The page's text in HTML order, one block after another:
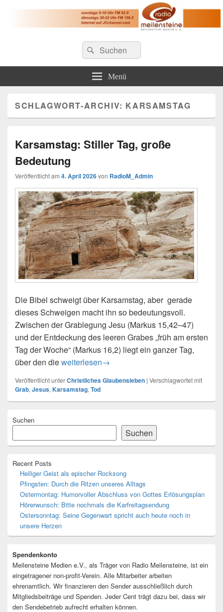
Radio Meilensteine
Christliches Radio im Großraum Nürnberg
Suche
nach:
Suchen
Menü
SCHLAGWORT-ARCHIV: KARSAMSTAG
Karsamstag: Stiller Tag, große
Bedeutung
Veröffentlicht am 4. April 2026von RadioM_Admin
Die Bibel schweigt über Karsamstag, aber gerade
dieses Schweigen macht ihn so bedeutungsvoll.
Zwischen der Grablegung Jesu (Markus 15,42–47)
und der Entdeckung des leeren Grabes „früh am ersten
Tag der Woche“ (Markus 16,2) liegt ein ganzer Tag,
über den dieKarsamstag: Stiller Tag, große Bedeutung
weiterlesen→
Veröffentlicht unterChristliches Glaubensleben | Verschlagwortet mit
Grab, Jesus, Karsamstag, Tod
Seitenleisten-
Suchen
Suchen
Recent Posts
Heiliger Geist als epischer Rocksong
Pfingsten: Durch die Ritzen unseres Alltags
Ostermontag: Humorvoller Abschluss von Gottes Erlösungsplan
Hörerwunsch: Bitte nochmals die Karfreitagsendung
Ostersonntag: Seine Gegenwart spricht auch heute noch in
unsere Herzen
Spendenkonto
Meilensteine Medien e.V., als Träger von Radio Meilensteine, ist ein
eingetragener non-profit-Verein. Alle Mitarbeiter arbeiten
ehrenamtlich. Wir finanzieren den Sender ausschließlich durch
Mitgliedsbeiträge und Spenden. Jeder Cent trägt dazu bei, dass wir
den Sendebetrieb aufrecht erhalten können.